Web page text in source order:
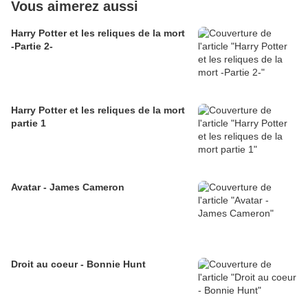
Vous aimerez aussi
Harry Potter et les reliques de la mort
-Partie 2-
Harry Potter et les reliques de la mort
partie 1
Avatar - James Cameron
Droit au coeur - Bonnie Hunt